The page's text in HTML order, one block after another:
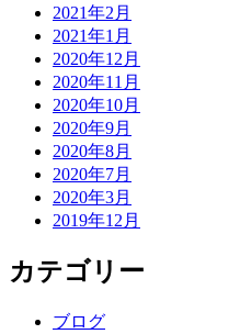
2021年2月
2021年1月
2020年12月
2020年11月
2020年10月
2020年9月
2020年8月
2020年7月
2020年3月
2019年12月
カテゴリー
ブログ